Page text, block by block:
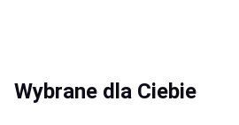
Wybrane dla Ciebie